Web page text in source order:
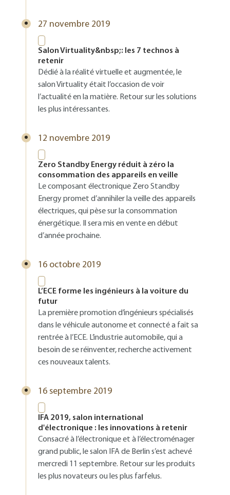
27 novembre 2019
Salon Virtuality&nbsp;: les 7 technos à
retenir
Dédié à la réalité virtuelle et augmentée, le
salon Virtuality était l’occasion de voir
l’actualité en la matière. Retour sur les solutions
les plus intéressantes.
12 novembre 2019
Zero Standby Energy réduit à zéro la
consommation des appareils en veille
Le composant électronique Zero Standby
Energy promet d’annihiler la veille des appareils
électriques, qui pèse sur la consommation
énergétique. Il sera mis en vente en début
d’année prochaine.
16 octobre 2019
L’ECE forme les ingénieurs à la voiture du
futur
La première promotion d’ingénieurs spécialisés
dans le véhicule autonome et connecté a fait sa
rentrée à l’ECE. L’industrie automobile, qui a
besoin de se réinventer, recherche activement
ces nouveaux talents.
16 septembre 2019
IFA 2019, salon international
d'électronique : les innovations à retenir
Consacré à l’électronique et à l’électroménager
grand public, le salon IFA de Berlin s’est achevé
mercredi 11 septembre. Retour sur les produits
les plus novateurs ou les plus farfelus.